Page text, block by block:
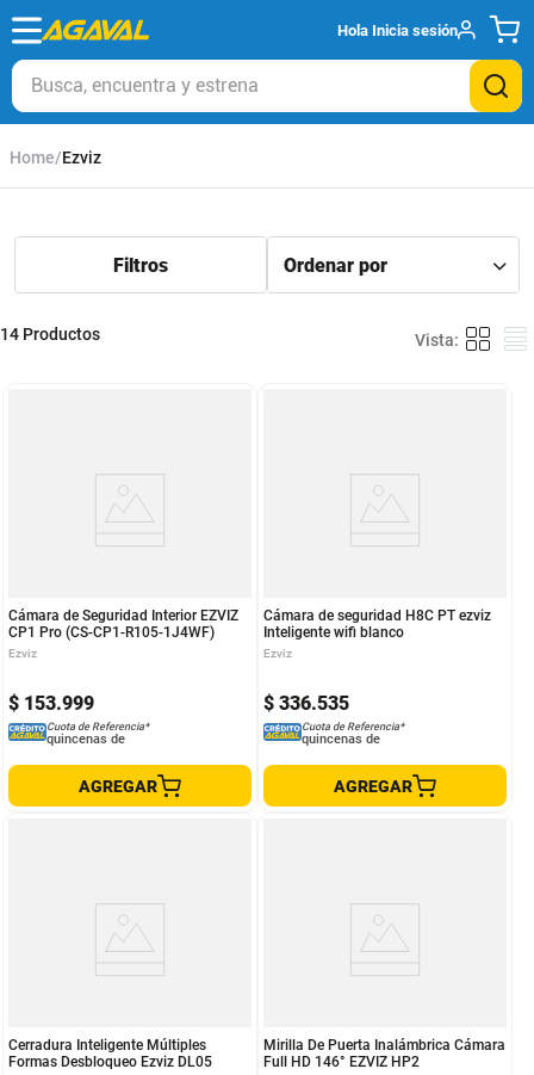
Hola Inicia sesión
Busca, encuentra y estrena
Ezviz
14 Productos
Cámara de Seguridad Interior EZVIZ
CP1 Pro (CS-CP1-R105-1J4WF)
Ezviz
$ 153.999
Cuota de Referencia*
quincenas de
AGREGAR
Cámara de seguridad H8C PT ezviz
Inteligente wifi blanco
Ezviz
$ 336.535
Cuota de Referencia*
quincenas de
AGREGAR
Cerradura Inteligente Múltiples
Formas Desbloqueo Ezviz DL05
Mirilla De Puerta Inalámbrica Cámara
Full HD 146° EZVIZ HP2